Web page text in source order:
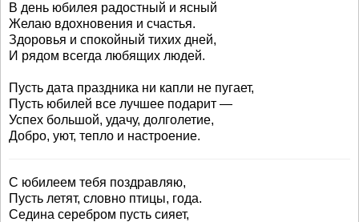
В день юбилея радостный и ясный
Желаю вдохновения и счастья.
Здоровья и спокойный тихих дней,
И рядом всегда любящих людей.
Пусть дата праздника ни капли не пугает,
Пусть юбилей все лучшее подарит —
Успех большой, удачу, долголетие,
Добро, уют, тепло и настроение.
С юбилеем тебя поздравляю,
Пусть летят, словно птицы, года.
Седина серебром пусть сияет,